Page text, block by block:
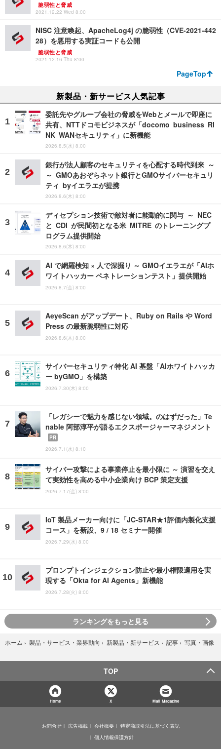
脆弱性と脅威
2021.12.22 Wed 8:00
NISC 注意喚起、ApacheLog4j の脆弱性（CVE-2021-442
28）を悪用する実証コードも公開
脆弱性と脅威
2021.12.16 Thu 8:00
PageTop
新製品・新サービス人気記事
委託先やグループ会社の脅威をWebとメールで即座に
共有、NTTドコモビジネスが「docomo business RI
NK WANセキュリティ」に新機能
2026.8.5(水) 8:00
銀行が法人顧客のセキュリティを心配する時代到来 ～
～ GMOあおぞらネット銀行とGMOサイバーセキュリ
ティ byイエラエが提携
2026.8.6(木) 8:00
ディセプション技術で敵対者に能動的に関与 ～ NEC
と CDI が民間初となる米 MITRE のトレーニングプ
ログラム提供開始
2026.8.6(木) 8:00
AI で網羅検知 × 人で深掘り ～ GMOイエラエが「AIホ
ワイトハッカー ペネトレーションテスト」提供開始
2026.8.7(金) 8:00
AeyeScan がアップデート、Ruby on Rails や Word
Press の最新脆弱性に対応
2026.8.6(木) 8:00
サイバーセキュリティ特化 AI 基盤「AIホワイトハッカ
ー byGMO」を構築
2026.7.30(木) 8:00
「レガシーで魅力を感じない領域。のはずだった」Te
nable 阿部淳平が語るエクスポージャーマネジメント
PR
2026.7.1(水) 8:10
サイバー攻撃による事業停止を最小限に ～ 演習を交え
て実効性を高める中小企業向け BCP 策定支援
2026.7.17(金) 8:00
IoT 製品メーカー向けに「JC-STAR★1評価内製化支援
コース」を新設、9 / 18 セミナー開催
2026.7.29(水) 8:00
プロンプトインジェクション防止や最小権限適用を実
現する「Okta for AI Agents」新機能
2026.7.28(火) 8:00
ランキングをもっと見る
ホーム › 製品・サービス・業界動向 › 新製品・新サービス › 記事 › 写真・画像
TOP
Home X Mail Magazine
お問合せ 広告掲載 会社概要
特定商取引法に基づく表記
個人情報保護方針